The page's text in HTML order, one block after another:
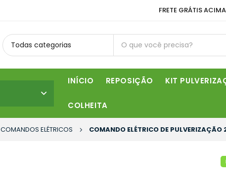
FRETE GRÁTIS
INÍCIO REPOSIÇÃO KIT
COLHEITA
COMANDOS ELÉTRICOS COMANDO ELÉTRICO DE PULVERIZAÇÃO